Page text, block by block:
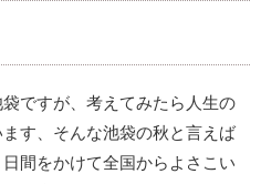
ですが、考えてみたら人生の
す、そんな池袋の秋と言えば
間をかけて全国からよさこい